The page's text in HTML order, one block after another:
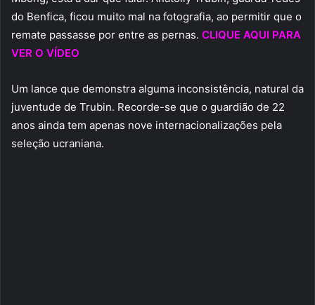
do Benfica, ficou muito mal na fotografia, ao permitir que o
remate passasse por entre as pernas. CLIQUE AQUI PARA
VER O VÍDEO
Um lance que demonstra alguma inconsistência, natural da
juventude de Trubin. Recorde-se que o guardião de 22
anos ainda tem apenas nove internacionalizações pela
seleção ucraniana.